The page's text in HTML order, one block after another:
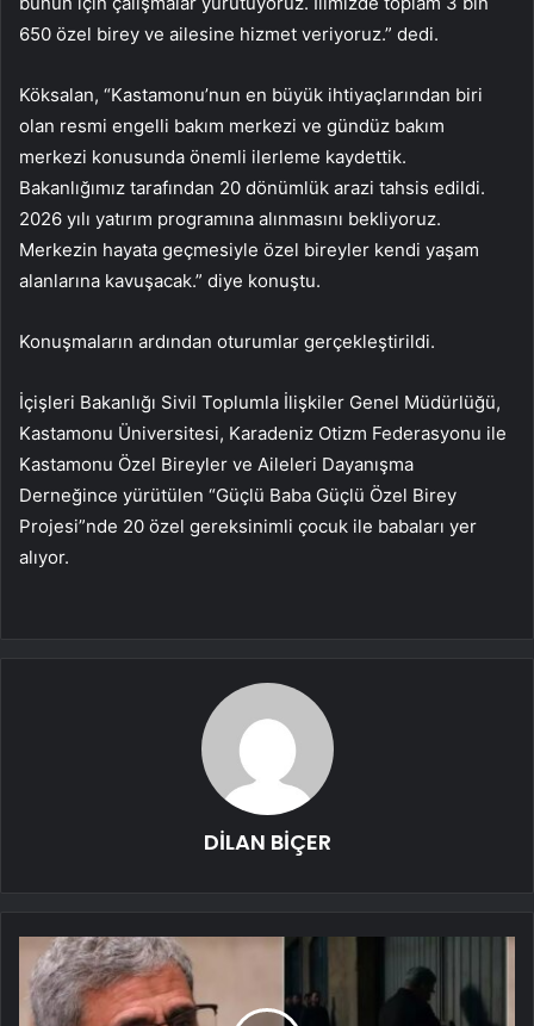
650 özel birey ve ailesine hizmet veriyoruz.” dedi.
Köksalan, “Kastamonu’nun en büyük ihtiyaçlarından biri
olan resmi engelli bakım merkezi ve gündüz bakım
merkezi konusunda önemli ilerleme kaydettik.
Bakanlığımız tarafından 20 dönümlük arazi tahsis edildi.
2026 yılı yatırım programına alınmasını bekliyoruz.
Merkezin hayata geçmesiyle özel bireyler kendi yaşam
alanlarına kavuşacak.” diye konuştu.
Konuşmaların ardından oturumlar gerçekleştirildi.
İçişleri Bakanlığı Sivil Toplumla İlişkiler Genel Müdürlüğü,
Kastamonu Üniversitesi, Karadeniz Otizm Federasyonu ile
Kastamonu Özel Bireyler ve Aileleri Dayanışma
Derneğince yürütülen “Güçlü Baba Güçlü Özel Birey
Projesi”nde 20 özel gereksinimli çocuk ile babaları yer
alıyor.
DİLAN BİÇER